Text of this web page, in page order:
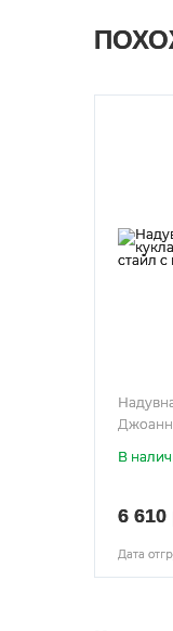
В
6 610
Дата